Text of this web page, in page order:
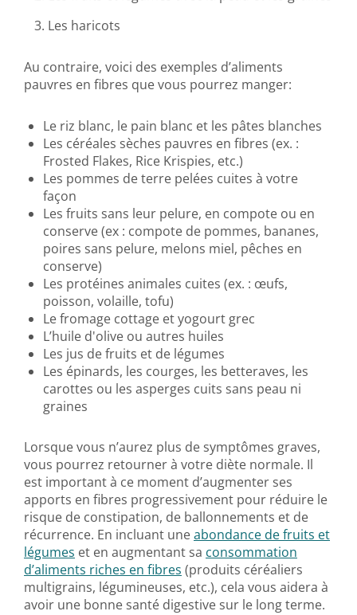
Les haricots
Au contraire, voici des exemples d’aliments
pauvres en fibres que vous pourrez manger:
Le riz blanc, le pain blanc et les pâtes blanches
Les céréales sèches pauvres en fibres (ex. :
Frosted Flakes, Rice Krispies, etc.)
Les pommes de terre pelées cuites à votre
façon
Les fruits sans leur pelure, en compote ou en
conserve (ex : compote de pommes, bananes,
poires sans pelure, melons miel, pêches en
conserve)
Les protéines animales cuites (ex. : œufs,
poisson, volaille, tofu)
Le fromage cottage et yogourt grec
L’huile d'olive ou autres huiles
Les jus de fruits et de légumes
Les épinards, les courges, les betteraves, les
carottes ou les asperges cuits sans peau ni
graines
Lorsque vous n’aurez plus de symptômes graves,
vous pourrez retourner à votre diète normale. Il
est important à ce moment d’augmenter ses
apports en fibres progressivement pour réduire le
risque de constipation, de ballonnements et de
récurrence. En incluant uneabondance de fruits et
légumes et en augmentant sa consommation
d’aliments riches en fibres (produits céréaliers
multigrains, légumineuses, etc.), cela vous aidera à
avoir une bonne santé digestive sur le long terme.